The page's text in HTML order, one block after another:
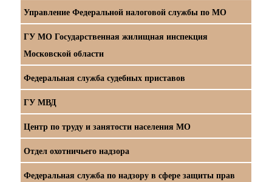
Управление Федеральной налоговой службы по МО
ГУ МО Государственная жилищная инспекция
Московской области
Федеральная служба судебных приставов
ГУ МВД
Центр по труду и занятости населения МО
Отдел охотничьего надзора
Федеральная служба по надзору в сфере защиты прав